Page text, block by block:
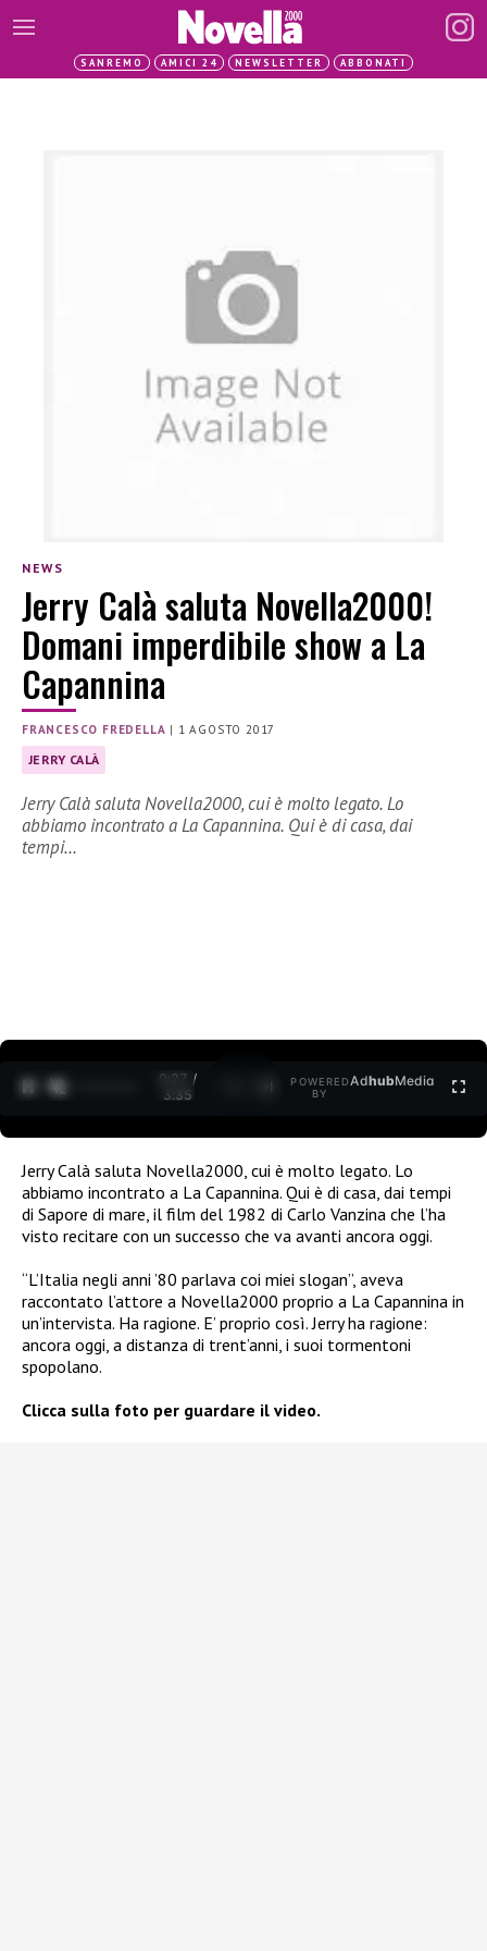
SANREMO AMICI 24 NEWSLETTER ABBONATI
NEWS
Jerry Calà saluta Novella2000!
Domani imperdibile show a La
Capannina
FRANCESCO FREDELLA | 1 AGOSTO 2017
JERRY CALÀ
Jerry Calà saluta Novella2000, cui è molto legato. Lo
abbiamo incontrato a La Capannina. Qui è di casa, dai
tempi…
0:27 /
3:35
POWERED
BY
AdhubMedia
Jerry Calà saluta Novella2000, cui è molto legato. Lo
abbiamo incontrato a La Capannina. Qui è di casa, dai tempi
di Sapore di mare, il film del 1982 di Carlo Vanzina che l’ha
visto recitare con un successo che va avanti ancora oggi.
“L’Italia negli anni ’80 parlava coi miei slogan”, aveva
raccontato l’attore a Novella2000 proprio a La Capannina in
un’intervista. Ha ragione. E’ proprio così. Jerry ha ragione:
ancora oggi, a distanza di trent’anni, i suoi tormentoni
spopolano.
Clicca sulla foto per guardare il video.